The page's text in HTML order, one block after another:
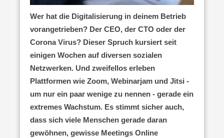
Wer hat die Digitalisierung in deinem Betrieb
vorangetrieben? Der CEO, der CTO oder der
Corona Virus? Dieser Spruch kursiert seit
einigen Wochen auf diversen sozialen
Netzwerken. Und zweifellos erleben
Plattformen wie Zoom, Webinarjam und Jitsi -
um nur ein paar wenige zu nennen - gerade ein
extremes Wachstum. Es stimmt sicher auch,
dass sich viele Menschen gerade daran
gewöhnen, gewisse Meetings Online